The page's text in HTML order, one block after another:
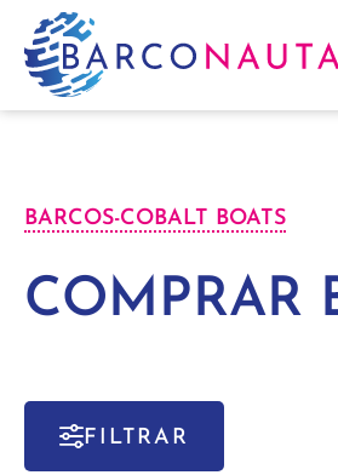
BARCOS-COBALT BOATS
COMPRAR
FILTRAR